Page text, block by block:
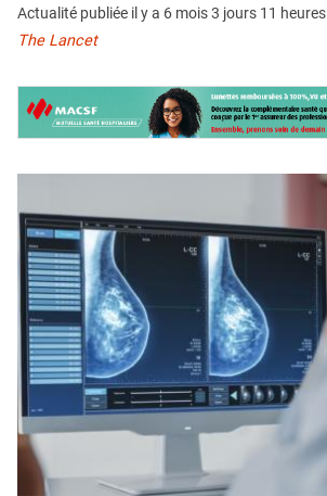
CRÉDITS
Actualité publiée il y a 6 mois 3 jours 11 heures
The Lancet